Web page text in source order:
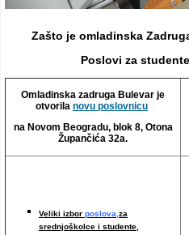
Zašto je omladinska
Poslovi za
Omladinska zadruga Bulevar je
otvorila novu poslovnicu
na Novom Beogradu, blok 8, Otona
Župančića 32a.
Veliki izbor poslova,za
srednjoškolce i studente,